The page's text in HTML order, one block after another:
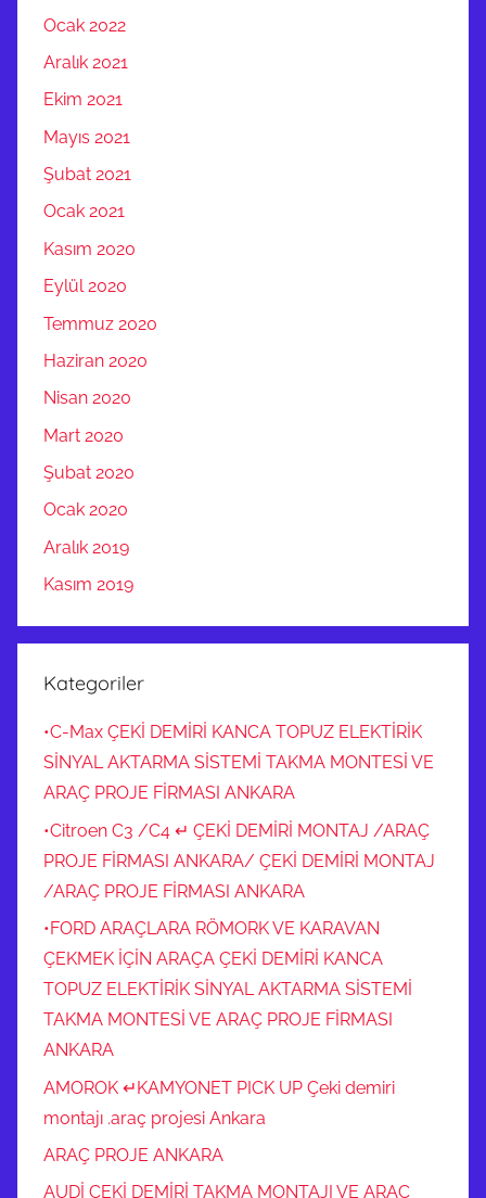
Ocak 2022
Aralık 2021
Ekim 2021
Mayıs 2021
Şubat 2021
Ocak 2021
Kasım 2020
Eylül 2020
Temmuz 2020
Haziran 2020
Nisan 2020
Mart 2020
Şubat 2020
Ocak 2020
Aralık 2019
Kasım 2019
Kategoriler
•C-Max ÇEKİ DEMİRİ KANCA TOPUZ ELEKTİRİK
SİNYAL AKTARMA SİSTEMİ TAKMA MONTESİ VE
ARAÇ PROJE FİRMASI ANKARA
•Citroen C3 /C4 ↵ ÇEKİ DEMİRİ MONTAJ /ARAÇ
PROJE FİRMASI ANKARA/ ÇEKİ DEMİRİ MONTAJ
/ARAÇ PROJE FİRMASI ANKARA
•FORD ARAÇLARA RÖMORK VE KARAVAN
ÇEKMEK İÇİN ARAÇA ÇEKİ DEMİRİ KANCA
TOPUZ ELEKTİRİK SİNYAL AKTARMA SİSTEMİ
TAKMA MONTESİ VE ARAÇ PROJE FİRMASI
ANKARA
AMOROK ↵KAMYONET PICK UP Çeki demiri
montajı .araç projesi Ankara
ARAÇ PROJE ANKARA
AUDİ ÇEKİ DEMİRİ TAKMA MONTAJI VE ARAÇ